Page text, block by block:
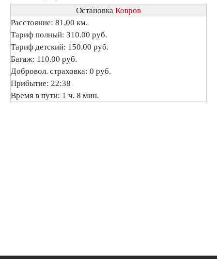
Остановка Ковров
Расстояние: 81,00 км.
Тариф полный: 310.00 руб.
Тариф детский: 150.00 руб.
Багаж: 110.00 руб.
Добровол. страховка: 0 руб.
Прибытие: 22:38
Время в пути: 1 ч. 8 мин.